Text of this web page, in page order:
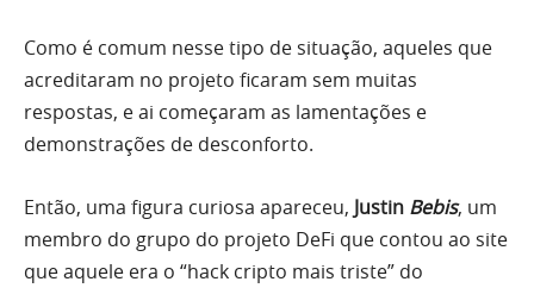
Como é comum nesse tipo de situação, aqueles que
acreditaram no projeto ficaram sem muitas
respostas, e ai começaram as lamentações e
demonstrações de desconforto.
Então, uma figura curiosa apareceu, Justin Bebis, um
membro do grupo do projeto DeFi que contou ao site
que aquele era o “hack cripto mais triste” do